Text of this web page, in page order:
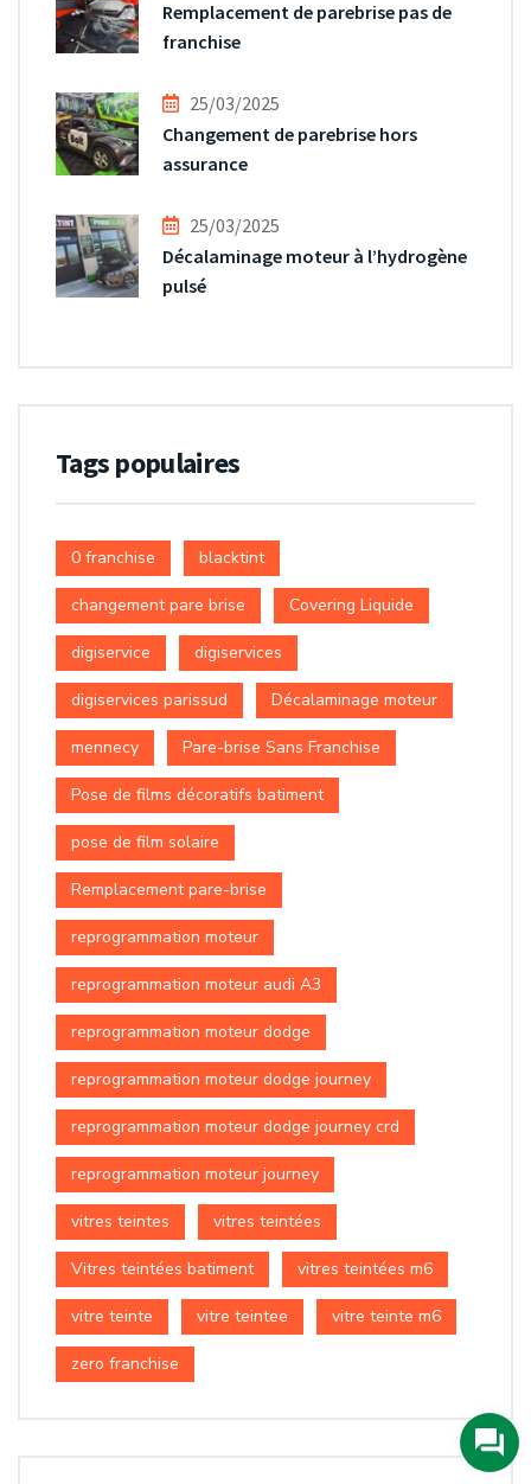
Remplacement de parebrise pas de
franchise
25/03/2025
Changement de parebrise hors
assurance
25/03/2025
Décalaminage moteur à l’hydrogène
pulsé
Tags populaires
0 franchise blacktint
changement pare brise Covering Liquide
digiservice digiservices
digiservices parissud Décalaminage moteur
mennecy Pare-brise Sans Franchise
Pose de films décoratifs batiment
pose de film solaire
Remplacement pare-brise
reprogrammation moteur
reprogrammation moteur audi A3
reprogrammation moteur dodge
reprogrammation moteur dodge journey
reprogrammation moteur dodge journey crd
reprogrammation moteur journey
vitres teintes vitres teintées
Vitres teintées batiment vitres teintées m6
vitre teinte vitre teintee vitre teinte m6
zero franchise